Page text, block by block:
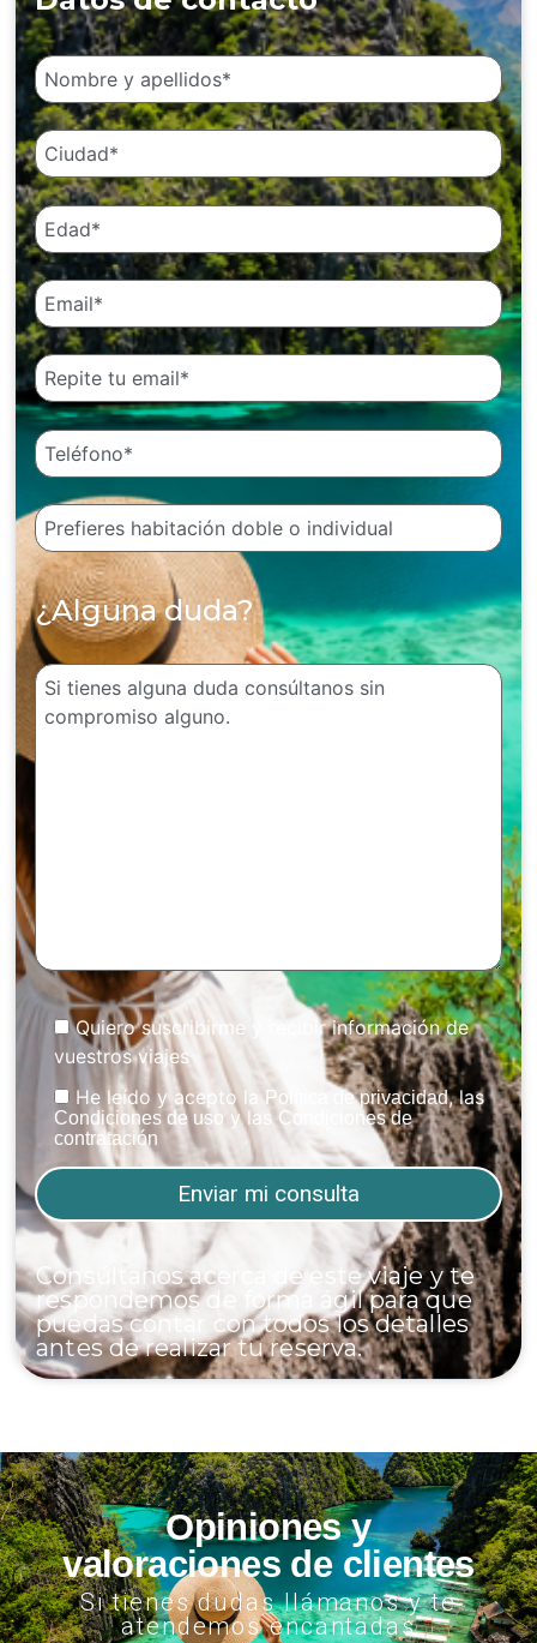
¿Alguna duda?
Quiero suscribirme y recibir información de
vuestros viajes
He leído y acepto laPolítica de privacidad , las
Condiciones de uso y lasCondiciones de
contratación
Consúltanos acerca de este viaje y te
respondemos de forma ágil para que
puedas contar con todos los detalles
antes de realizar tu reserva.
Opiniones y
valoraciones de clientes
Si tienes dudas llámanos y te
atendemos encantadas